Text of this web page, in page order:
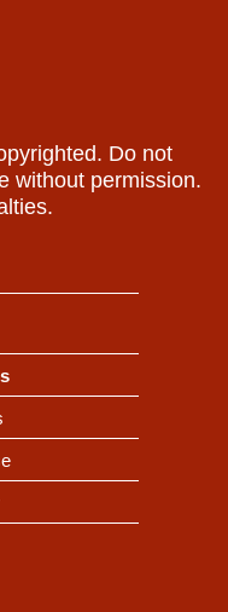
Do not
without permission.